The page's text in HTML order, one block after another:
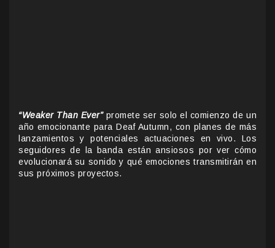
“Weaker Than Ever”promete ser solo el comienzo de un
año emocionante para Deaf Autumn, con planes de más
lanzamientos y potenciales actuaciones en vivo. Los
seguidores de la banda están ansiosos por ver cómo
evolucionará su sonido y qué emociones transmitirán en
sus próximos proyectos.